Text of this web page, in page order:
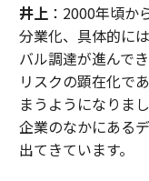
井上 ：2000年頃か
分業化、具体的に
バル調達が進んで
リスクの顕在化で
まうようになりま
企業のなかにある
出てきています。